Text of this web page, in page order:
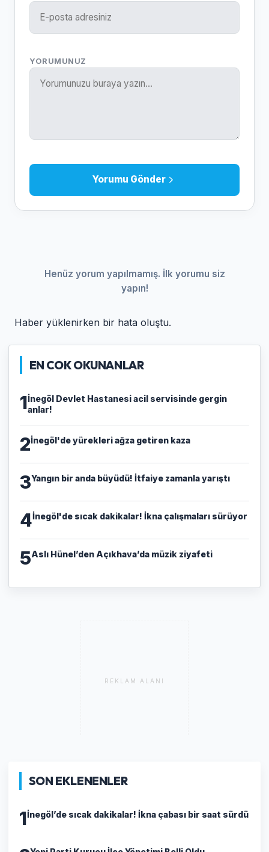
YORUMUNUZ
Yorumu Gönder
Henüz yorum yapılmamış. İlk yorumu siz
yapın!
Haber yüklenirken bir hata oluştu.
EN COK OKUNANLAR
1İnegöl Devlet Hastanesi acil servisinde gergin
anlar!
2İnegöl'de yürekleri ağza getiren kaza
3Yangın bir anda büyüdü! İtfaiye zamanla yarıştı
4İnegöl'de sıcak dakikalar! İkna çalışmaları sürüyor
5Aslı Hünel’den Açıkhava’da müzik ziyafeti
REKLAM ALANI
SON EKLENENLER
1İnegöl’de sıcak dakikalar! İkna çabası bir saat sürdü